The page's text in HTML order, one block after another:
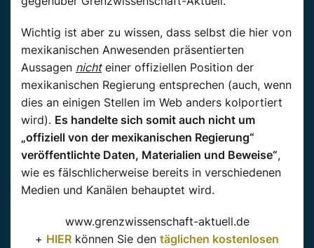
Wichtig ist aber zu wissen, dass selbst die hier von
mexikanischen Anwesenden präsentierten
Aussagen nichteiner offiziellen Position der
mexikanischen Regierung entsprechen (auch, wenn
dies an einigen Stellen im Web anders kolportiert
wird). Es handelte sich somit auch nicht um
„offiziell von der mexikanischen Regierung“
veröffentlichte Daten, Materialien und Beweise“,
wie es fälschlicherweise bereits in verschiedenen
Medien und Kanälen behauptet wird.
www.grenzwissenschaft-aktuell.de
+ HIER können Sie den täglichen kostenlosen